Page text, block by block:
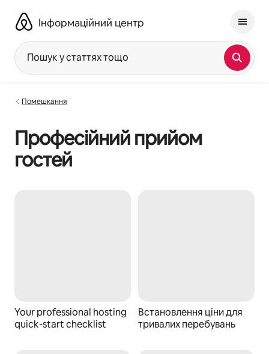
вмісту
Інформаційний центр
Пошук у статтях тощо
Помешкання
Професійний прийом
гостей
Your professional hosting
quick-start checklist
Встановлення ціни для
тривалих перебувань